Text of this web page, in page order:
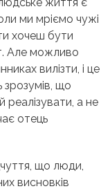
ми мріємо чужі
хочеш бути
Але можливо
вилізти, і це
що
реалізувати, а не
отець
що люди,
висновків